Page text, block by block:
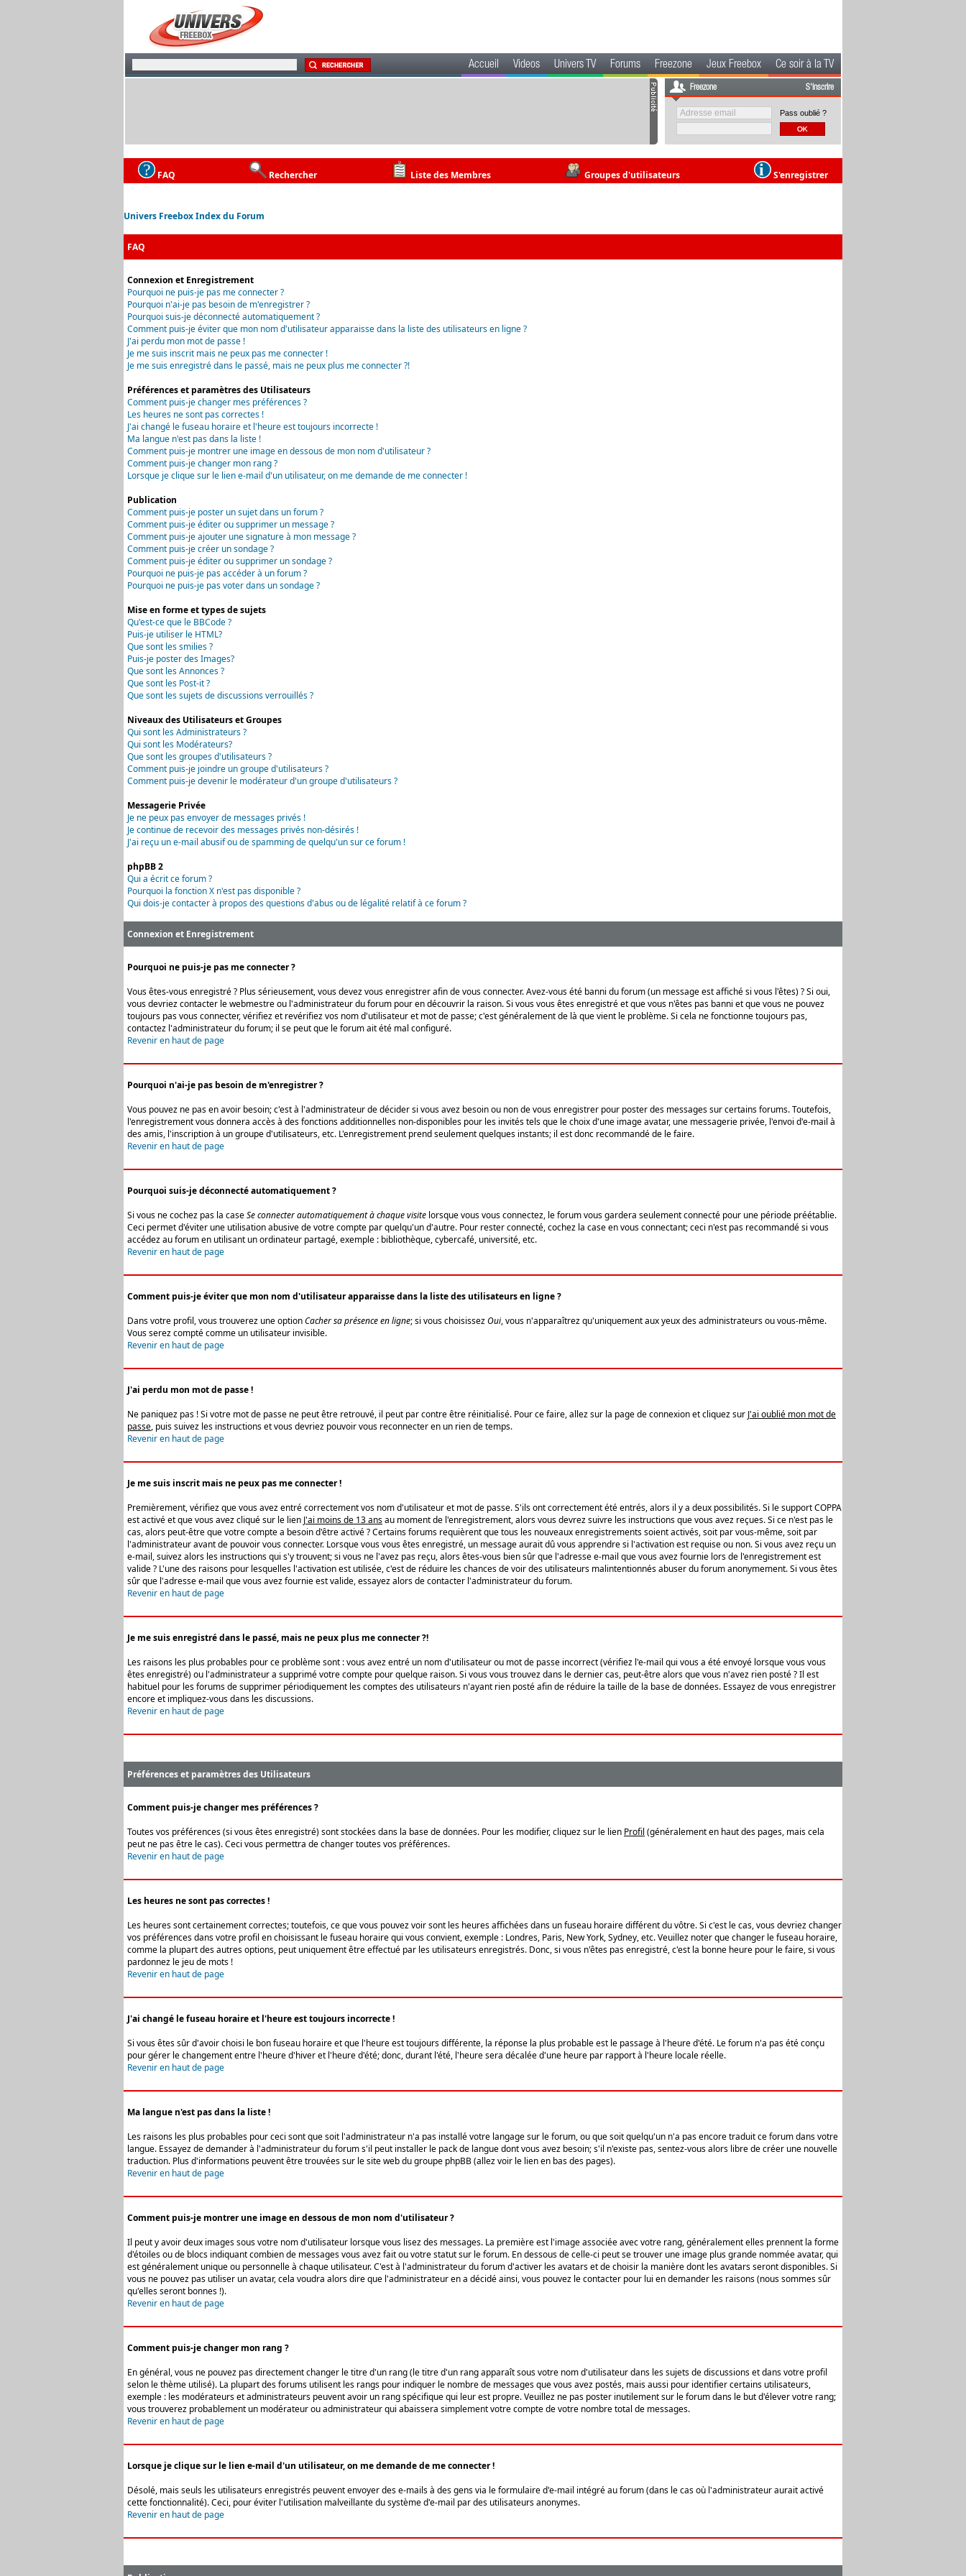
Accueil Videos Univers TV Forums Freezone Jeux Freebox Ce soir à la TV
Freezone S'inscrire
Pass oublié ?
FAQ Rechercher Liste des Membres Groupes d'utilisateurs S'enregistrer
Univers Freebox Index du Forum
FAQ
Connexion et Enregistrement
Pourquoi ne puis-je pas me connecter ?
Pourquoi n'ai-je pas besoin de m'enregistrer ?
Pourquoi suis-je déconnecté automatiquement ?
Comment puis-je éviter que mon nom d'utilisateur apparaisse dans la liste des utilisateurs en ligne ?
J'ai perdu mon mot de passe !
Je me suis inscrit mais ne peux pas me connecter !
Je me suis enregistré dans le passé, mais ne peux plus me connecter ?!
Préférences et paramètres des Utilisateurs
Comment puis-je changer mes préférences ?
Les heures ne sont pas correctes !
J'ai changé le fuseau horaire et l'heure est toujours incorrecte !
Ma langue n'est pas dans la liste !
Comment puis-je montrer une image en dessous de mon nom d'utilisateur ?
Comment puis-je changer mon rang ?
Lorsque je clique sur le lien e-mail d'un utilisateur, on me demande de me connecter !
Publication
Comment puis-je poster un sujet dans un forum ?
Comment puis-je éditer ou supprimer un message ?
Comment puis-je ajouter une signature à mon message ?
Comment puis-je créer un sondage ?
Comment puis-je éditer ou supprimer un sondage ?
Pourquoi ne puis-je pas accéder à un forum ?
Pourquoi ne puis-je pas voter dans un sondage ?
Mise en forme et types de sujets
Qu'est-ce que le BBCode ?
Puis-je utiliser le HTML?
Que sont les smilies ?
Puis-je poster des Images?
Que sont les Annonces ?
Que sont les Post-it ?
Que sont les sujets de discussions verrouillés ?
Niveaux des Utilisateurs et Groupes
Qui sont les Administrateurs ?
Qui sont les Modérateurs?
Que sont les groupes d'utilisateurs ?
Comment puis-je joindre un groupe d'utilisateurs ?
Comment puis-je devenir le modérateur d'un groupe d'utilisateurs ?
Messagerie Privée
Je ne peux pas envoyer de messages privés !
Je continue de recevoir des messages privés non-désirés !
J'ai reçu un e-mail abusif ou de spamming de quelqu'un sur ce forum !
phpBB 2
Qui a écrit ce forum ?
Pourquoi la fonction X n'est pas disponible ?
Qui dois-je contacter à propos des questions d'abus ou de légalité relatif à ce forum ?
Connexion et Enregistrement
Pourquoi ne puis-je pas me connecter ?
Vous êtes-vous enregistré ? Plus sérieusement, vous devez vous enregistrer afin de vous connecter. Avez-vous été banni du forum (un message est affiché si vous l'êtes) ? Si oui,
vous devriez contacter le webmestre ou l'administrateur du forum pour en découvrir la raison. Si vous vous êtes enregistré et que vous n'êtes pas banni et que vous ne pouvez
toujours pas vous connecter, vérifiez et revérifiez vos nom d'utilisateur et mot de passe; c'est généralement de là que vient le problème. Si cela ne fonctionne toujours pas,
contactez l'administrateur du forum; il se peut que le forum ait été mal configuré.
Revenir en haut de page
Pourquoi n'ai-je pas besoin de m'enregistrer ?
Vous pouvez ne pas en avoir besoin; c'est à l'administrateur de décider si vous avez besoin ou non de vous enregistrer pour poster des messages sur certains forums. Toutefois,
l'enregistrement vous donnera accès à des fonctions additionnelles non-disponibles pour les invités tels que le choix d'une image avatar, une messagerie privée, l'envoi d'e-mail à
des amis, l'inscription à un groupe d'utilisateurs, etc. L'enregistrement prend seulement quelques instants; il est donc recommandé de le faire.
Revenir en haut de page
Pourquoi suis-je déconnecté automatiquement ?
Si vous ne cochez pas la caseSe connecter automatiquement à chaque visite lorsque vous vous connectez, le forum vous gardera seulement connecté pour une période préétablie.
Ceci permet d'éviter une utilisation abusive de votre compte par quelqu'un d'autre. Pour rester connecté, cochez la case en vous connectant; ceci n'est pas recommandé si vous
accédez au forum en utilisant un ordinateur partagé, exemple : bibliothèque, cybercafé, université, etc.
Revenir en haut de page
Comment puis-je éviter que mon nom d'utilisateur apparaisse dans la liste des utilisateurs en ligne ?
Dans votre profil, vous trouverez une optionCacher sa présence en ligne; si vous choisissezOui, vous n'apparaîtrez qu'uniquement aux yeux des administrateurs ou vous-même.
Vous serez compté comme un utilisateur invisible.
Revenir en haut de page
J'ai perdu mon mot de passe !
Ne paniquez pas ! Si votre mot de passe ne peut être retrouvé, il peut par contre être réinitialisé. Pour ce faire, allez sur la page de connexion et cliquez sur J'ai oublié mon mot de
passe, puis suivez les instructions et vous devriez pouvoir vous reconnecter en un rien de temps.
Revenir en haut de page
Je me suis inscrit mais ne peux pas me connecter !
Premièrement, vérifiez que vous avez entré correctement vos nom d'utilisateur et mot de passe. S'ils ont correctement été entrés, alors il y a deux possibilités. Si le support COPPA
est activé et que vous avez cliqué sur le lien J'ai moins de 13 ansau moment de l'enregistrement, alors vous devrez suivre les instructions que vous avez reçues. Si ce n'est pas le
cas, alors peut-être que votre compte a besoin d'être activé ? Certains forums requièrent que tous les nouveaux enregistrements soient activés, soit par vous-même, soit par
l'administrateur avant de pouvoir vous connecter. Lorsque vous vous êtes enregistré, un message aurait dû vous apprendre si l'activation est requise ou non. Si vous avez reçu un
e-mail, suivez alors les instructions qui s'y trouvent; si vous ne l'avez pas reçu, alors êtes-vous bien sûr que l'adresse e-mail que vous avez fournie lors de l'enregistrement est
valide ? L'une des raisons pour lesquelles l'activation est utilisée, c'est de réduire les chances de voir des utilisateurs malintentionnés abuser du forum anonymement. Si vous êtes
sûr que l'adresse e-mail que vous avez fournie est valide, essayez alors de contacter l'administrateur du forum.
Revenir en haut de page
Je me suis enregistré dans le passé, mais ne peux plus me connecter ?!
Les raisons les plus probables pour ce problème sont : vous avez entré un nom d'utilisateur ou mot de passe incorrect (vérifiez l'e-mail qui vous a été envoyé lorsque vous vous
êtes enregistré) ou l'administrateur a supprimé votre compte pour quelque raison. Si vous vous trouvez dans le dernier cas, peut-être alors que vous n'avez rien posté ? Il est
habituel pour les forums de supprimer périodiquement les comptes des utilisateurs n'ayant rien posté afin de réduire la taille de la base de données. Essayez de vous enregistrer
encore et impliquez-vous dans les discussions.
Revenir en haut de page
Préférences et paramètres des Utilisateurs
Comment puis-je changer mes préférences ?
Toutes vos préférences (si vous êtes enregistré) sont stockées dans la base de données. Pour les modifier, cliquez sur le lien Profil (généralement en haut des pages, mais cela
peut ne pas être le cas). Ceci vous permettra de changer toutes vos préférences.
Revenir en haut de page
Les heures ne sont pas correctes !
Les heures sont certainement correctes; toutefois, ce que vous pouvez voir sont les heures affichées dans un fuseau horaire différent du vôtre. Si c'est le cas, vous devriez changer
vos préférences dans votre profil en choisissant le fuseau horaire qui vous convient, exemple : Londres, Paris, New York, Sydney, etc. Veuillez noter que changer le fuseau horaire,
comme la plupart des autres options, peut uniquement être effectué par les utilisateurs enregistrés. Donc, si vous n'êtes pas enregistré, c'est la bonne heure pour le faire, si vous
pardonnez le jeu de mots !
Revenir en haut de page
J'ai changé le fuseau horaire et l'heure est toujours incorrecte !
Si vous êtes sûr d'avoir choisi le bon fuseau horaire et que l'heure est toujours différente, la réponse la plus probable est le passage à l'heure d'été. Le forum n'a pas été conçu
pour gérer le changement entre l'heure d'hiver et l'heure d'été; donc, durant l'été, l'heure sera décalée d'une heure par rapport à l'heure locale réelle.
Revenir en haut de page
Ma langue n'est pas dans la liste !
Les raisons les plus probables pour ceci sont que soit l'administrateur n'a pas installé votre langage sur le forum, ou que soit quelqu'un n'a pas encore traduit ce forum dans votre
langue. Essayez de demander à l'administrateur du forum s'il peut installer le pack de langue dont vous avez besoin; s'il n'existe pas, sentez-vous alors libre de créer une nouvelle
traduction. Plus d'informations peuvent être trouvées sur le site web du groupe phpBB (allez voir le lien en bas des pages).
Revenir en haut de page
Comment puis-je montrer une image en dessous de mon nom d'utilisateur ?
Il peut y avoir deux images sous votre nom d'utilisateur lorsque vous lisez des messages. La première est l'image associée avec votre rang, généralement elles prennent la forme
d'étoiles ou de blocs indiquant combien de messages vous avez fait ou votre statut sur le forum. En dessous de celle-ci peut se trouver une image plus grande nommée avatar, qui
est généralement unique ou personnelle à chaque utilisateur. C'est à l'administrateur du forum d'activer les avatars et de choisir la manière dont les avatars seront disponibles. Si
vous ne pouvez pas utiliser un avatar, cela voudra alors dire que l'administrateur en a décidé ainsi, vous pouvez le contacter pour lui en demander les raisons (nous sommes sûr
qu'elles seront bonnes !).
Revenir en haut de page
Comment puis-je changer mon rang ?
En général, vous ne pouvez pas directement changer le titre d'un rang (le titre d'un rang apparaît sous votre nom d'utilisateur dans les sujets de discussions et dans votre profil
selon le thème utilisé). La plupart des forums utilisent les rangs pour indiquer le nombre de messages que vous avez postés, mais aussi pour identifier certains utilisateurs,
exemple : les modérateurs et administrateurs peuvent avoir un rang spécifique qui leur est propre. Veuillez ne pas poster inutilement sur le forum dans le but d'élever votre rang;
vous trouverez probablement un modérateur ou administrateur qui abaissera simplement votre compte de votre nombre total de messages.
Revenir en haut de page
Lorsque je clique sur le lien e-mail d'un utilisateur, on me demande de me connecter !
Désolé, mais seuls les utilisateurs enregistrés peuvent envoyer des e-mails à des gens via le formulaire d'e-mail intégré au forum (dans le cas où l'administrateur aurait activé
cette fonctionnalité). Ceci, pour éviter l'utilisation malveillante du système d'e-mail par des utilisateurs anonymes.
Revenir en haut de page